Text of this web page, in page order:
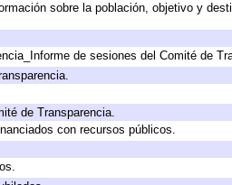
sobre la población, objetivo y
de sesiones del Comité de
de Transparencia.
con recursos públicos.